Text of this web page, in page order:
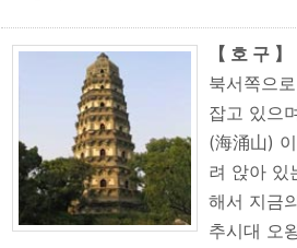
【 호 구 】
북서쪽으
잡고 있으
(海涌山)
려 앉아 있
해서 지금
추시대 오